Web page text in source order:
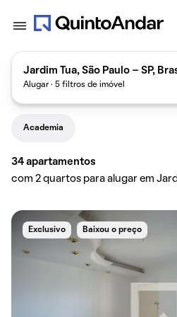
Jardim Tua, São Paulo - SP,
Alugar · 5 filtros de imóvel
Academia
34 apartamentos
com 2 quartos para alugar em
Exclusivo Baixou o preço